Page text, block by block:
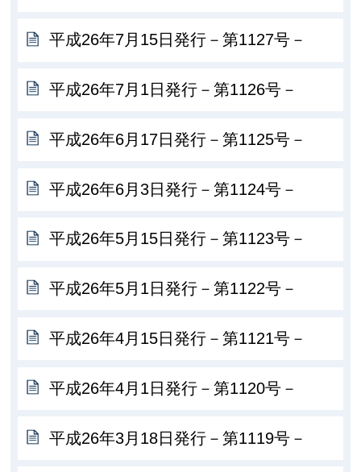
平成26年7月15日発行－第1127号－
平成26年7月1日発行－第1126号－
平成26年6月17日発行－第1125号－
平成26年6月3日発行－第1124号－
平成26年5月15日発行－第1123号－
平成26年5月1日発行－第1122号－
平成26年4月15日発行－第1121号－
平成26年4月1日発行－第1120号－
平成26年3月18日発行－第1119号－